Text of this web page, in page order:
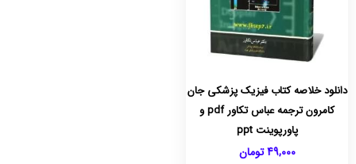
دانلود خلاصه کتاب فیزیک پزشکی جان
کامرون ترجمه عباس تکاور pdf و
پاورپوینت ppt
49,000 تومان